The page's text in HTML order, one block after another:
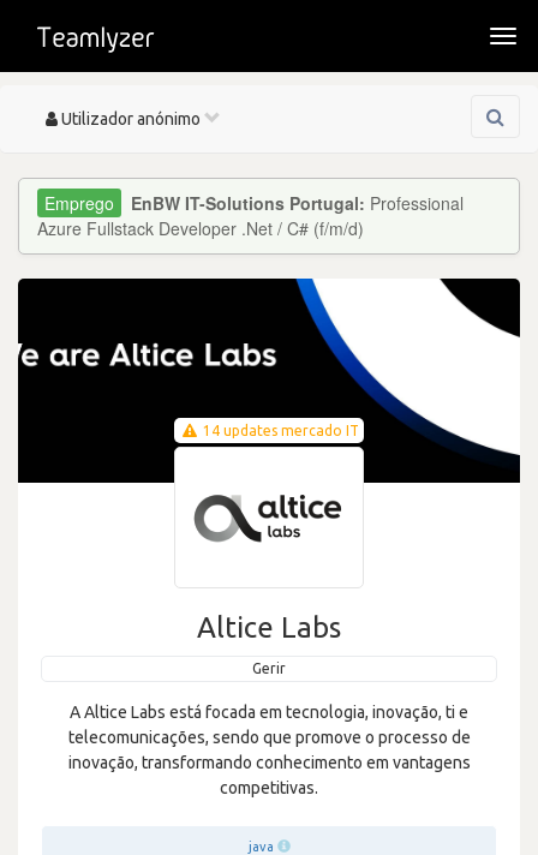
Toggle
Utilizador anónimo
EnBW IT-Solutions Portugal: Professional
Azure Fullstack Developer .Net / C# (f/m/d)
14 updates mercado IT
Altice Labs
Gerir
A Altice Labs está focada em tecnologia, inovação, ti e
telecomunicações, sendo que promove o processo de
inovação, transformando conhecimento em vantagens
competitivas.
java